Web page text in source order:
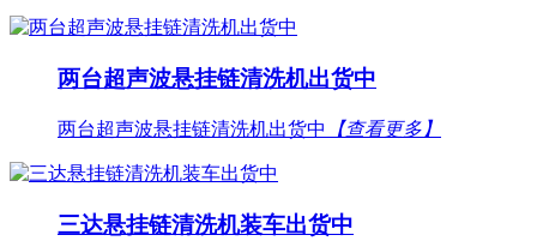
两台超声波悬挂链清洗机出货中
两台超声波悬挂链清洗机出货中 【查看更多】
三达悬挂链清洗机装车出货中